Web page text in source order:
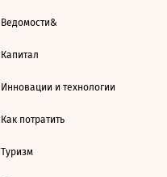
Ведомости&
Капитал
Инновации и технологии
Как потратить
Туризм